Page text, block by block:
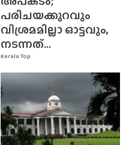
Kerala Top
പരിചയക്കുറവും
വിശ്രമമില്ലാ ഓട്ടവും,
നടന്നത്...